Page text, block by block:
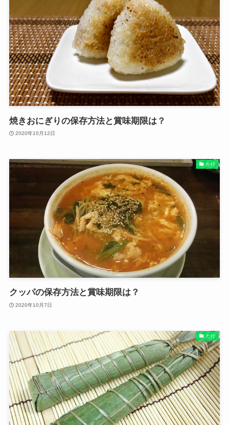
焼きおにぎりの保存方法と賞味期限は？
2020年10月12日
か行
クッパの保存方法と賞味期限は？
2020年10月7日
た行